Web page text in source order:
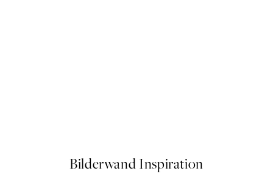
Bilderwand Inspiration